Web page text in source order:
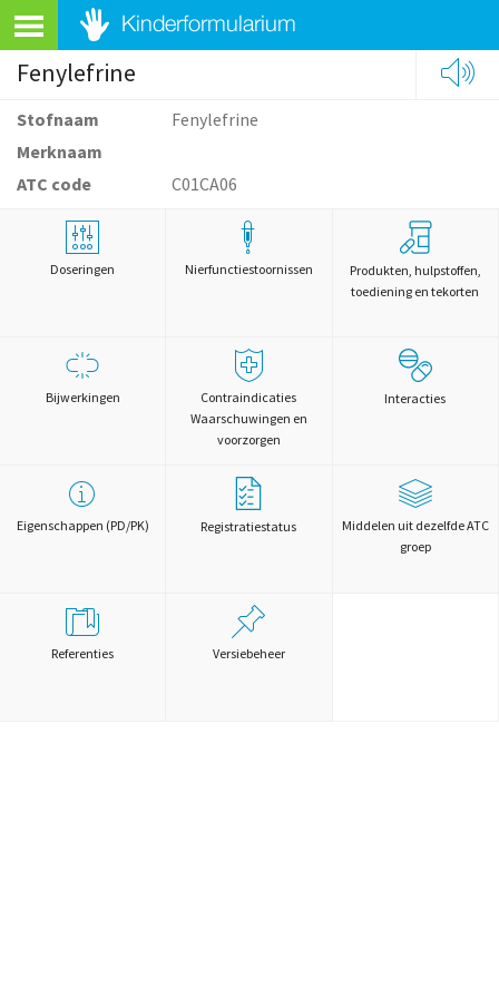
Fenylefrine
Stofnaam
Fenylefrine
Merknaam
ATC code
C01CA06
Doseringen Nierfunctiestoornissen
Produkten, hulpstoffen,
toediening en tekorten
Bijwerkingen
Contraindicaties
Waarschuwingen en
voorzorgen
Interacties
Eigenschappen (PD/PK) Registratiestatus
Middelen uit dezelfde ATC
groep
Referenties Versiebeheer